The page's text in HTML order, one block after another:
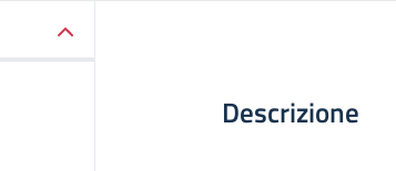
Descrizione